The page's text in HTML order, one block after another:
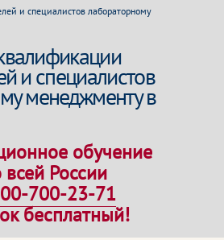
и специалистов лабораторному
и специалистов
менеджменту в
обучение
всей России
700-23-71
бесплатный!